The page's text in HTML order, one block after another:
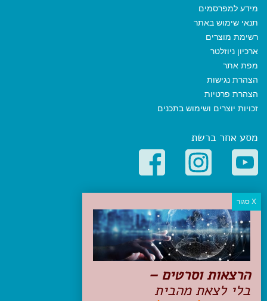
מידע למפרסמים
תנאי שימוש באתר
רשימת מוצרים
ארכיון ניוזלטר
מפת אתר
הצהרת נגישות
הצהרת פרטיות
זכויות יוצרים ושימוש בתכנים
מסע אחר ברשת
קטגוריות פופולריות
יעדים
טיולים בישראל
מלונות בוטיק בישראל
טיפים והמלצות
הכנות לנסיעה
טיולי ג'יפים
הרצאות וסרטים –
בלי לצאת מהבית